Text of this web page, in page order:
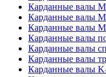
Карданные валы
Карданные валы
Карданные валы
Карданные валы
Карданные валы
Карданные валы
Карданные валы